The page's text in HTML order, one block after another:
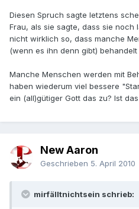
Diesen Spruch sagte letztens
Frau, als sie sagte, dass sie noch
nicht wirklich so, dass manche
(wenn es ihn denn gibt)
Manche Menschen werden mit
haben wiederum viel bessere
ein (all)gütiger Gott das zu? Ist
New Aaron
Geschrieben 5. April 2010
mirfälltnichtsein schrieb: